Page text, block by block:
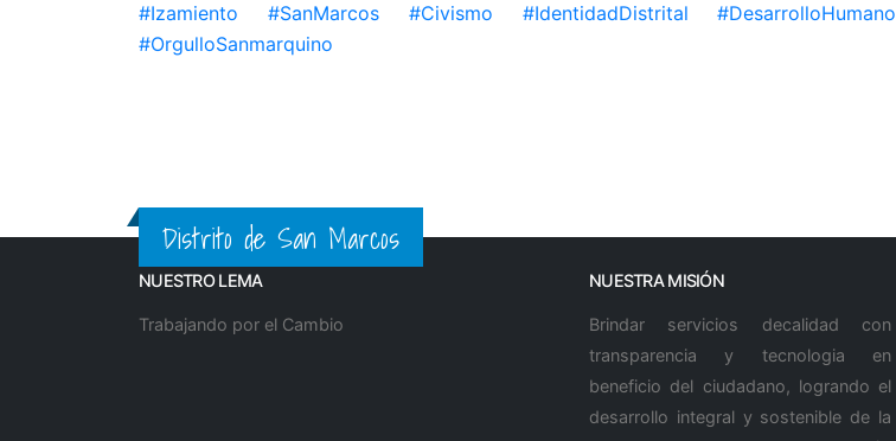
#Izamiento #SanMarcos #Civismo #IdentidadDistrital #DesarrolloHumano
#OrgulloSanmarquino
Distrito de San Marcos
NUESTRO LEMA
Trabajando por el Cambio
NUESTRA MISIÓN
Brindar servicios decalidad con
transparencia y tecnologia en
beneficio del ciudadano, logrando el
desarrollo integral y sostenible de la